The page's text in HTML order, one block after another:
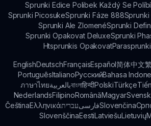
Sprunki Edice Polibek Každý Se Políbí
Sprunki PicosukeSprunki Fáze 888
Sprunki Ale ZlomenéSprunki
Sprunki Opakovat DeluxeSprunki
Htsprunkis Opakovat
EnglishDeutschFrançaisEspañol简体中文
PortuguêsItalianoРусскийBahasa
ภาษาไทยبالعربيةবাংলাहिन्दीPolskiTürkçe
NederlandsFilipinoRomânăMagyar
ČeštinaΕλληνικάעבריתفارسیSlovenčina
SlovenščinaEestiLatviešuLietuvių